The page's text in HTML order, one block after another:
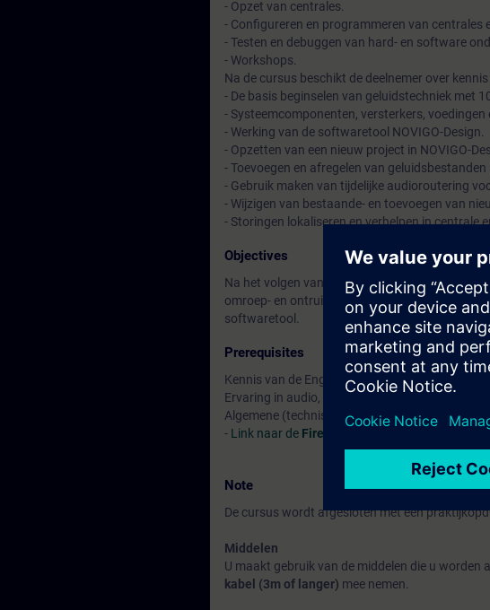
- Opzet van centrales.
- Configureren en programmeren van centrales
- Testen en debuggen van hard- en software
- Workshops.
Na de cursus beschikt de deelnemer over kennis
- De basis beginselen van geluidstechniek met
- Systeemcomponenten, versterkers, voedingen
- Werking van de softwaretool NOVIGO-Design.
- Opzetten van een nieuw project in NOVIGO-
- Toevoegen en afregelen van geluidsbestanden
- Gebruik maken van tijdelijke audioroutering
- Wijzigen van bestaande- en toevoegen van
- Storingen lokaliseren en verhelpen in centrale
Objectives
Na het volgen van deze training beschikt de
omroep- en ontruimingssyteem NOVIGO te
softwaretool.
Prerequisites
Kennis van de Engelse taal
Ervaring in audio, impedantiemetingen en
Algemene (technische) kennis op MBO-niveau.
- Link naar de Fire Safety Solution Partners van
Note
De cursus wordt afgesloten met een
Middelen
U maakt gebruik van de middelen die u worden
kabel (3m of langer) mee nemen.